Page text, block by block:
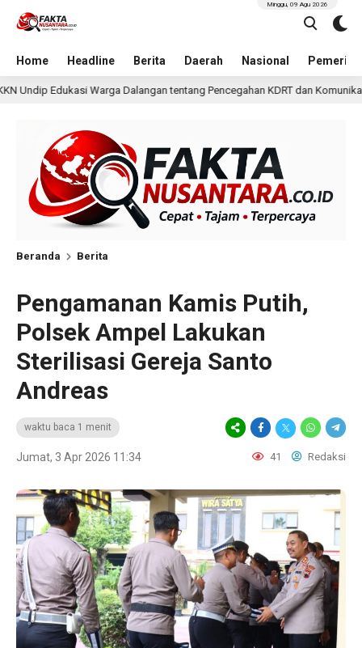
Home Headline Berita Daerah Nasional
Minggu, 09 Agu 2026
tentang Pencegahan KDRT dan Komunikasi Keluarga 1 hari lalu
Beranda Berita
Pengamanan Kamis Putih,
Polsek Ampel Lakukan
Sterilisasi Gereja Santo
Andreas
waktu baca 1 menit
Jumat, 3 Apr 2026 11:34 41 Redaksi